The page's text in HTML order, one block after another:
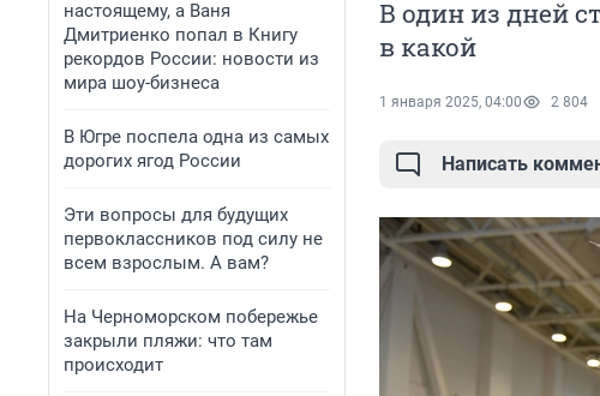
настоящему, а Ваня
Дмитриенко попал в Книгу
рекордов России: новости из
мира шоу-бизнеса
В Югре поспела одна из самых
дорогих ягод России
Эти вопросы для будущих
первоклассников под силу не
всем взрослым. А вам?
На Черноморском побережье
закрыли пляжи: что там
происходит
В один из дней
в какой
1 января 2025, 04:00 2 804
Написать